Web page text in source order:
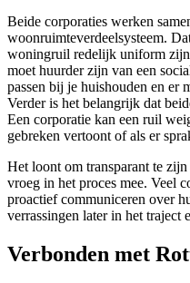
Beide corporaties werken
woonruimteverdeelsysteem.
woningruil redelijk uniform
moet huurder zijn van een
passen bij je huishouden en er
Verder is het belangrijk dat
Een corporatie kan een ruil
gebreken vertoont of als er
Het loont om transparant te
vroeg in het proces mee. Veel
proactief communiceren over
verrassingen later in het traject
Verbonden met